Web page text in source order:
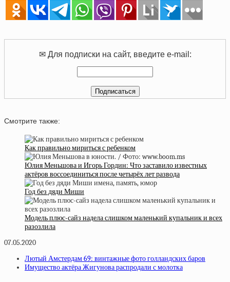
✉ Для подписки на сайт, введите e-mail:
Смотрите также:
Как правильно мириться с ребенком
Юлия Меньшова и Игорь Гордин: Что заставило известных
актёров воссоединиться после четырёх лет развода
Год без дяди Миши
Модель плюс-сайз надела слишком маленький купальник и всех
разозлила
07.05.2020
Лютый Амстердам 69: винтажные фото голландских баров
Имущество актёра Жигунова распродали с молотка